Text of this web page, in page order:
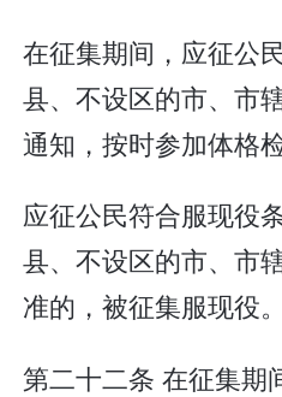
在征集期间，应征公
县、不设区的市、市
通知，按时参加体格
应征公民符合服现役
县、不设区的市、市
准的，被征集服现役。
第二十二条 在征集期